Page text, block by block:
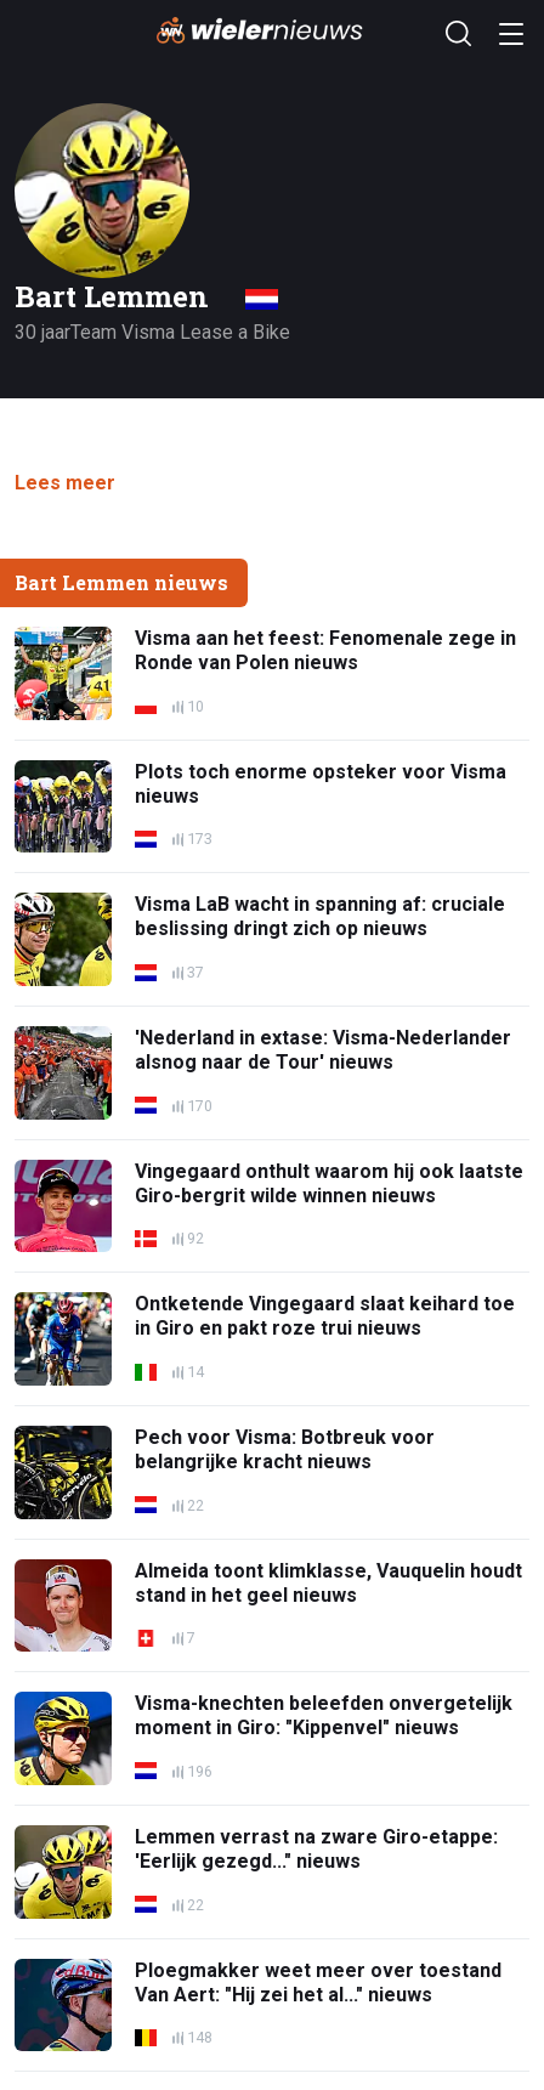
Bart Lemmen
30 jaarTeam Visma Lease a Bike
Lees meer
Bart Lemmen nieuws
Visma aan het feest: Fenomenale zege in
Ronde van Polen nieuws
10
Plots toch enorme opsteker voor Visma
nieuws
173
Visma LaB wacht in spanning af: cruciale
beslissing dringt zich op nieuws
37
'Nederland in extase: Visma-Nederlander
alsnog naar de Tour' nieuws
170
Vingegaard onthult waarom hij ook laatste
Giro-bergrit wilde winnen nieuws
92
Ontketende Vingegaard slaat keihard toe
in Giro en pakt roze trui nieuws
14
Pech voor Visma: Botbreuk voor
belangrijke kracht nieuws
22
Almeida toont klimklasse, Vauquelin houdt
stand in het geel nieuws
7
Visma-knechten beleefden onvergetelijk
moment in Giro: "Kippenvel" nieuws
196
Lemmen verrast na zware Giro-etappe:
'Eerlijk gezegd..." nieuws
22
Ploegmakker weet meer over toestand
Van Aert: "Hij zei het al..." nieuws
148